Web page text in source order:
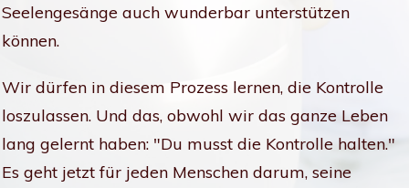
Seelengesänge auch wunderbar unterstützen
können.
Wir dürfen in diesem Prozess lernen, die Kontrolle
loszulassen. Und das, obwohl wir das ganze Leben
lang gelernt haben: "Du musst die Kontrolle halten."
Es geht jetzt für jeden Menschen darum, seine